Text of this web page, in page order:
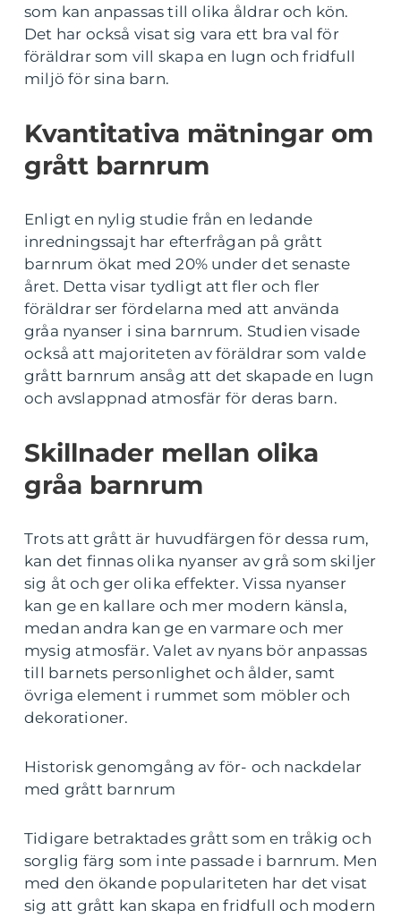
som kan anpassas till olika åldrar och kön.
Det har också visat sig vara ett bra val för
föräldrar som vill skapa en lugn och fridfull
miljö för sina barn.
Kvantitativa mätningar om
grått barnrum
Enligt en nylig studie från en ledande
inredningssajt har efterfrågan på grått
barnrum ökat med 20% under det senaste
året. Detta visar tydligt att fler och fler
föräldrar ser fördelarna med att använda
gråa nyanser i sina barnrum. Studien visade
också att majoriteten av föräldrar som valde
grått barnrum ansåg att det skapade en lugn
och avslappnad atmosfär för deras barn.
Skillnader mellan olika
gråa barnrum
Trots att grått är huvudfärgen för dessa rum,
kan det finnas olika nyanser av grå som skiljer
sig åt och ger olika effekter. Vissa nyanser
kan ge en kallare och mer modern känsla,
medan andra kan ge en varmare och mer
mysig atmosfär. Valet av nyans bör anpassas
till barnets personlighet och ålder, samt
övriga element i rummet som möbler och
dekorationer.
Historisk genomgång av för- och nackdelar
med grått barnrum
Tidigare betraktades grått som en tråkig och
sorglig färg som inte passade i barnrum. Men
med den ökande populariteten har det visat
sig att grått kan skapa en fridfull och modern